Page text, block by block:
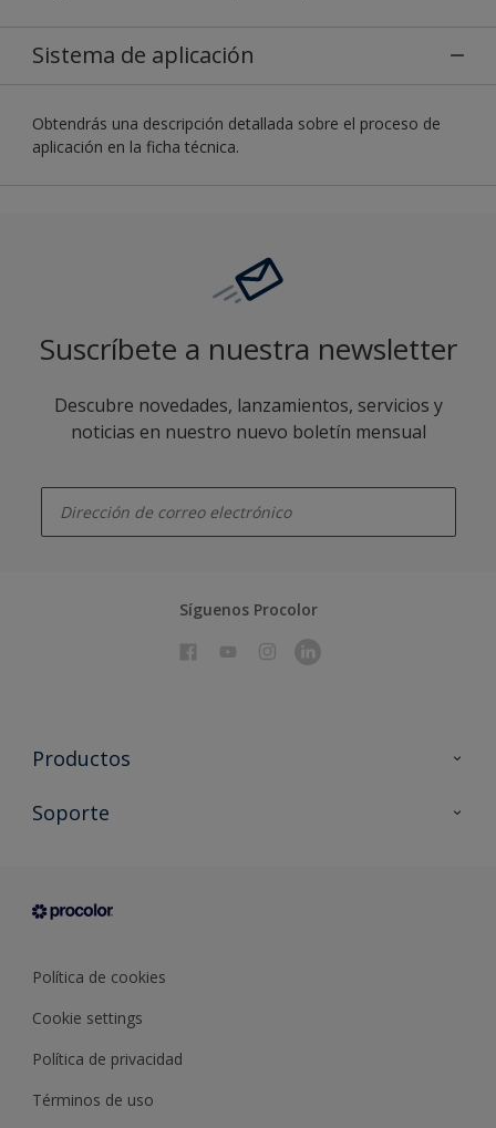
Sistema de aplicación
Obtendrás una descripción detallada sobre el proceso de
aplicación en la ficha técnica.
Suscríbete a nuestra newsletter
Descubre novedades, lanzamientos, servicios y
noticias en nuestro nuevo boletín mensual
Síguenos Procolor
Productos
Todos los productos
Condiciones generales de venta
Soporte
Sobre Procolor
Política de cookies
Cookie settings
Política de privacidad
Términos de uso